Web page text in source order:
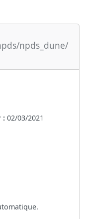
npds_dune/
: 02/03/2021